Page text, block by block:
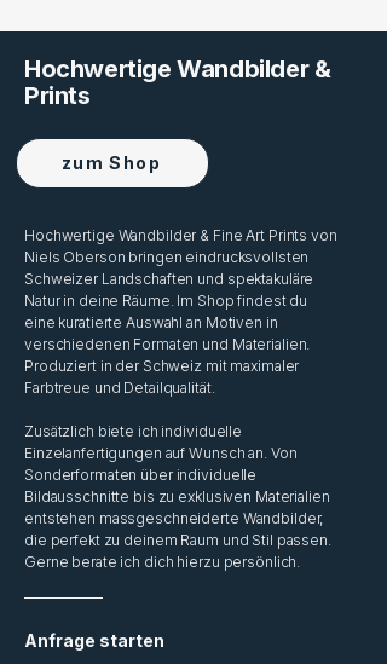
Hochwertige Wandbilder &
Prints
zum Shop
Hochwertige Wandbilder & Fine Art Prints von
Niels Oberson bringen eindrucksvollsten
Schweizer Landschaften und spektakuläre
Natur in deine Räume. Im Shop findest du
eine kuratierte Auswahl an Motiven in
verschiedenen Formaten und Materialien.
Produziert in der Schweiz mit maximaler
Farbtreue und Detailqualität.
Zusätzlich biete ich individuelle
Einzelanfertigungen auf Wunsch an. Von
Sonderformaten über individuelle
Bildausschnitte bis zu exklusiven Materialien
entstehen massgeschneiderte Wandbilder,
die perfekt zu deinem Raum und Stil passen.
Gerne berate ich dich hierzu persönlich.
Anfrage starten